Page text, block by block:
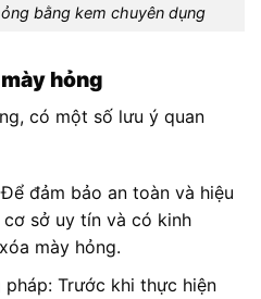
bằng kem chuyên dụng
hỏng
có một số lưu ý quan
đảm bảo an toàn và hiệu
sở uy tín và có kinh
mày hỏng.
Trước khi thực hiện